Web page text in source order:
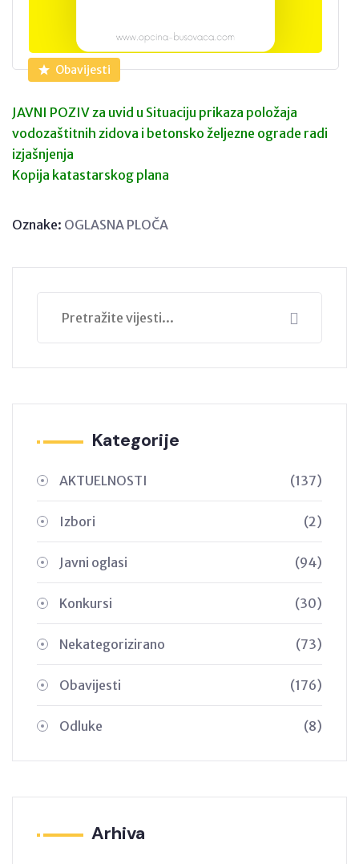
Obavijesti
JAVNI POZIV za uvid u Situaciju prikaza položaja
vodozaštitnih zidova i betonsko željezne ograde radi
izjašnjenja
Kopija katastarskog plana
Oznake: OGLASNA PLOČA
Kategorije
AKTUELNOSTI (137)
Izbori (2)
Javni oglasi (94)
Konkursi (30)
Nekategorizirano (73)
Obavijesti (176)
Odluke (8)
Arhiva